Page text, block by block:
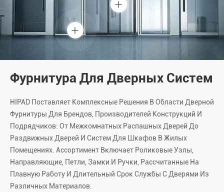
Фурнитура Для Дверных Систем
HIPAD Поставляет Комплексные Решения В Области Дверной
Фурнитуры Для Брендов, Производителей Конструкций И
Подрядчиков: От Межкомнатных Распашных Дверей До
Раздвижных Дверей И Систем Для Шкафов В Жилых
Помещениях. Ассортимент Включает Роликовые Узлы,
Направляющие, Петли, Замки И Ручки, Рассчитанные На
Плавную Работу И Длительный Срок Службы С Дверями Из
Различных Материалов.